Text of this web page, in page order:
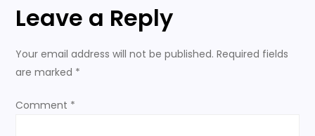
a
v
i
g
Leave a Reply
Your email address will not be published. Required fields
are marked *
Comment *